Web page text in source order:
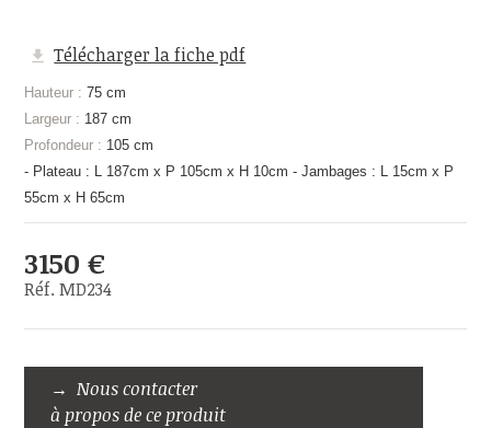
Télécharger la fiche pdf
Hauteur : 75 cm
Largeur : 187 cm
Profondeur : 105 cm
- Plateau : L 187cm x P 105cm x H 10cm - Jambages : L 15cm x P
55cm x H 65cm
3150 €
Réf. MD234
Nous contacter
à propos de ce produit